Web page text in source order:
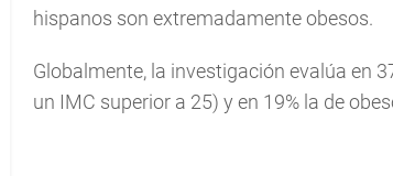
hispanos son extremadamente obesos.
Globalmente, la investigación evalúa en
un IMC superior a 25) y en 19% la de